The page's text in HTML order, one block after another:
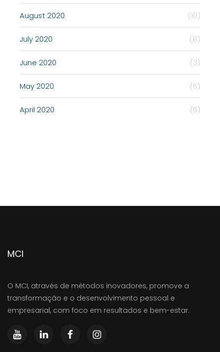
August 2020 (10)
July 2020 (8)
June 2020 (3)
May 2020 (5)
April 2020 (6)
MCI
O MCI, através de métodos inovadores, promove a
transformação e o desenvolvimento pessoal e
empresarial, com foco em resultados e bem-estar.